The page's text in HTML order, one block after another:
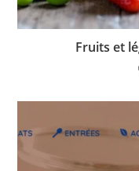
Fruits et